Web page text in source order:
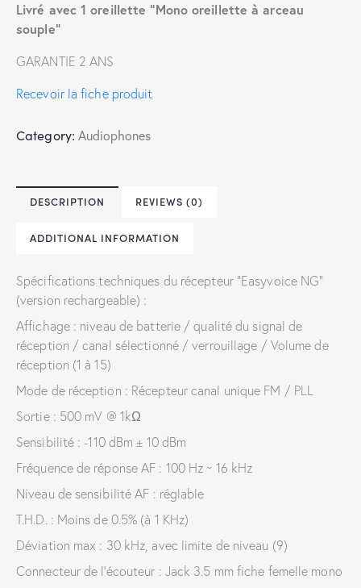
Livré avec 1 oreillette “Mono oreillette à arceau
souple”
GARANTIE 2 ANS
Recevoir la fiche produit
Category: Audiophones
DESCRIPTION REVIEWS (0)
ADDITIONAL INFORMATION
Spécifications techniques du récepteur “Easyvoice NG”
(version rechargeable) :
Affichage : niveau de batterie / qualité du signal de
réception / canal sélectionné / verrouillage / Volume de
réception (1 à 15)
Mode de réception : Récepteur canal unique FM / PLL
Sortie : 500 mV @ 1kΩ
Sensibilité : -110 dBm ± 10 dBm
Fréquence de réponse AF : 100 Hz ~ 16 kHz
Niveau de sensibilité AF : réglable
T.H.D. : Moins de 0.5% (à 1 KHz)
Déviation max : 30 kHz, avec limite de niveau (9)
Connecteur de l’écouteur : Jack 3.5 mm fiche femelle mono